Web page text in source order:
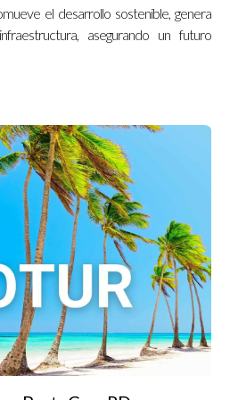
ecológicas. Gracias a
diversificar su oferta y aumentar la
ha atraído a más visitantes
desarrollo turístico ha
de Confotur para impulsar la
y apartamentos de lujo. Su
de alto nivel ha posicionado a
destino atractivo para un
premium.
Confotur en Punta Cana, es
de incentivos fiscales y un
el desarrollo sostenible, genera
asegurando un futuro